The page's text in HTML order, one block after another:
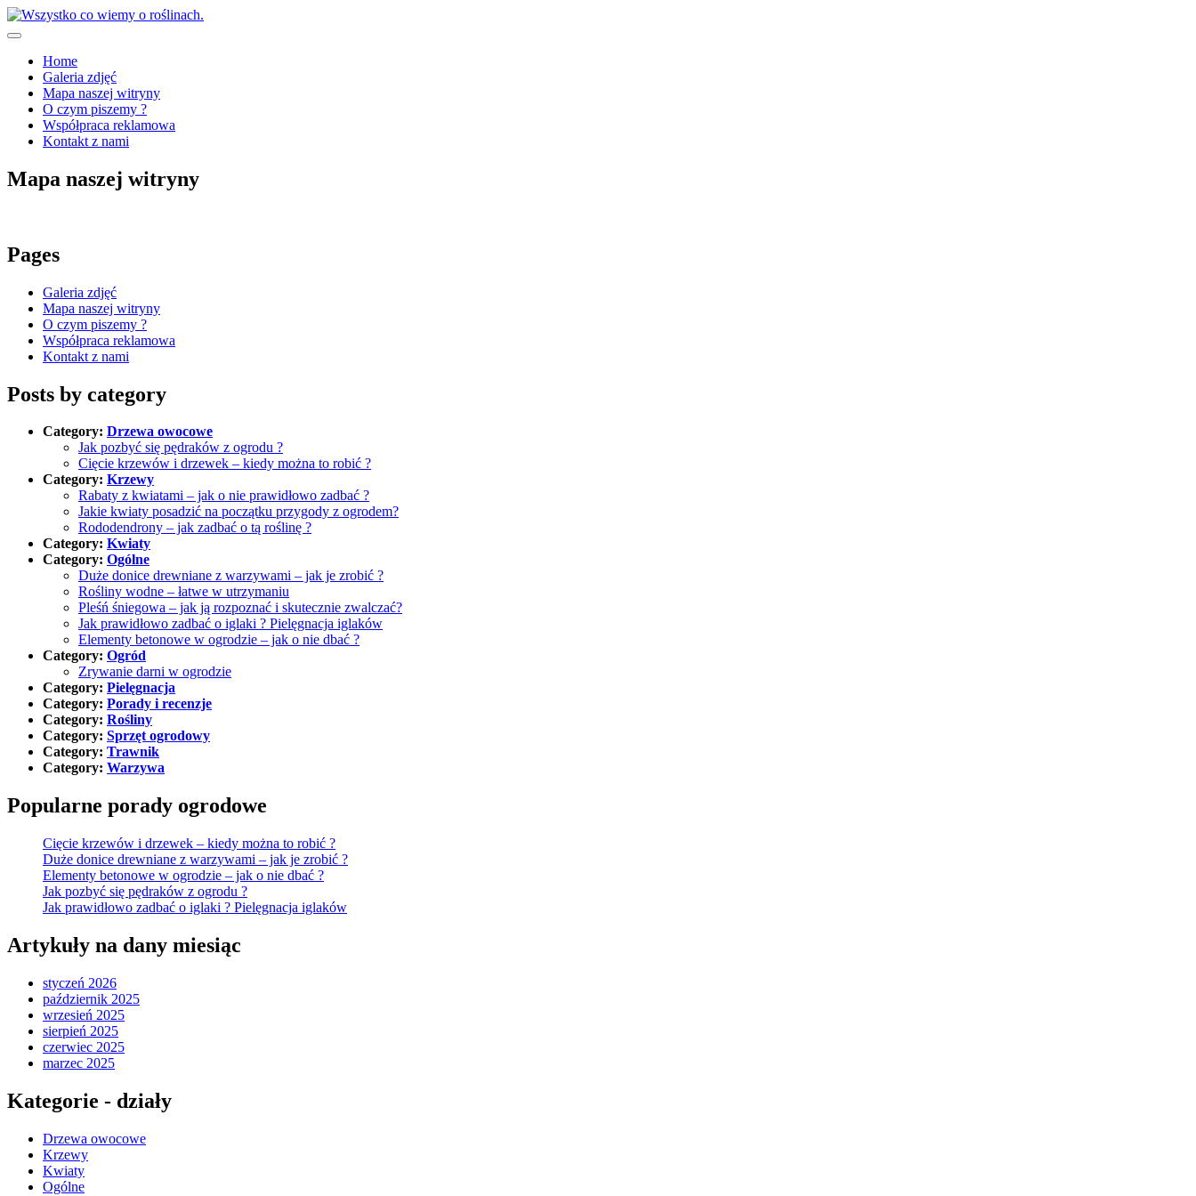
Skip
to
Wszystko co wiemy o roślinach.
Home
Galeria zdjęć
Mapa naszej witryny
O czym piszemy ?
Współpraca reklamowa
Kontakt z nami
Mapa naszej witryny
Pages
Galeria zdjęć
Mapa naszej witryny
O czym piszemy ?
Współpraca reklamowa
Kontakt z nami
Posts by category
Category: Drzewa owocowe
Jak pozbyć się pędraków z ogrodu ?
Cięcie krzewów i drzewek – kiedy można to robić ?
Category: Krzewy
Rabaty z kwiatami – jak o nie prawidłowo zadbać ?
Jakie kwiaty posadzić na początku przygody z ogrodem?
Rododendrony – jak zadbać o tą roślinę ?
Category: Kwiaty
Category: Ogólne
Duże donice drewniane z warzywami – jak je zrobić ?
Rośliny wodne – łatwe w utrzymaniu
Pleśń śniegowa – jak ją rozpoznać i skutecznie zwalczać?
Jak prawidłowo zadbać o iglaki ? Pielęgnacja iglaków
Elementy betonowe w ogrodzie – jak o nie dbać ?
Category: Ogród
Zrywanie darni w ogrodzie
Category: Pielęgnacja
Category: Porady i recenzje
Category: Rośliny
Category: Sprzęt ogrodowy
Category: Trawnik
Category: Warzywa
Popularne porady ogrodowe
Cięcie krzewów i drzewek – kiedy można to robić ?
Duże donice drewniane z warzywami – jak je zrobić ?
Elementy betonowe w ogrodzie – jak o nie dbać ?
Jak pozbyć się pędraków z ogrodu ?
Jak prawidłowo zadbać o iglaki ? Pielęgnacja iglaków
Artykuły na dany miesiąc
styczeń 2026
październik 2025
wrzesień 2025
sierpień 2025
czerwiec 2025
marzec 2025
Kategorie - działy
Drzewa owocowe
Krzewy
Kwiaty
Ogólne